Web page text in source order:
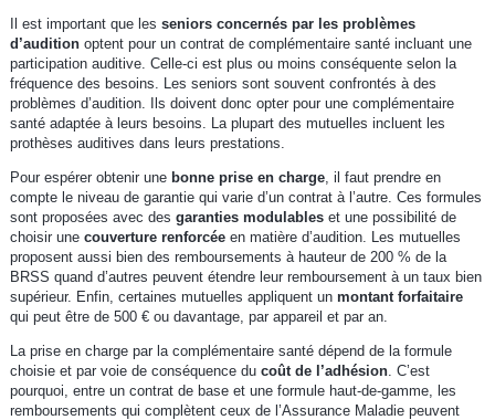
Il est important que les seniors concernés par les problèmes
d’auditionoptent pour un contrat de complémentaire santé incluant une
participation auditive. Celle-ci est plus ou moins conséquente selon la
fréquence des besoins. Les seniors sont souvent confrontés à des
problèmes d’audition. Ils doivent donc opter pour une complémentaire
santé adaptée à leurs besoins. La plupart des mutuelles incluent les
prothèses auditives dans leurs prestations.
Pour espérer obtenir une bonne prise en charge, il faut prendre en
compte le niveau de garantie qui varie d’un contrat à l’autre. Ces formules
sont proposées avec des garanties modulableset une possibilité de
choisir une couverture renforcéeen matière d’audition. Les mutuelles
proposent aussi bien des remboursements à hauteur de 200 % de la
BRSS quand d’autres peuvent étendre leur remboursement à un taux bien
supérieur. Enfin, certaines mutuelles appliquent un montant forfaitaire
qui peut être de 500 € ou davantage, par appareil et par an.
La prise en charge par la complémentaire santé dépend de la formule
choisie et par voie de conséquence du coût de l’adhésion. C’est
pourquoi, entre un contrat de base et une formule haut-de-gamme, les
remboursements qui complètent ceux de l’Assurance Maladie peuvent